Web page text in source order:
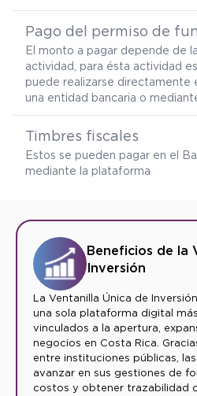
Pago del permiso de
El monto a pagar depende de
actividad, para ésta actividad
puede realizarse directamente
una entidad bancaria o
Timbres fiscales
Estos se pueden pagar en el
mediante la plataforma
Beneficios de la
Inversión
La Ventanilla Única de
una sola plataforma digital
vinculados a la apertura,
negocios en Costa Rica.
entre instituciones públicas,
avanzar en sus gestiones de
costos y obtener trazabilidad